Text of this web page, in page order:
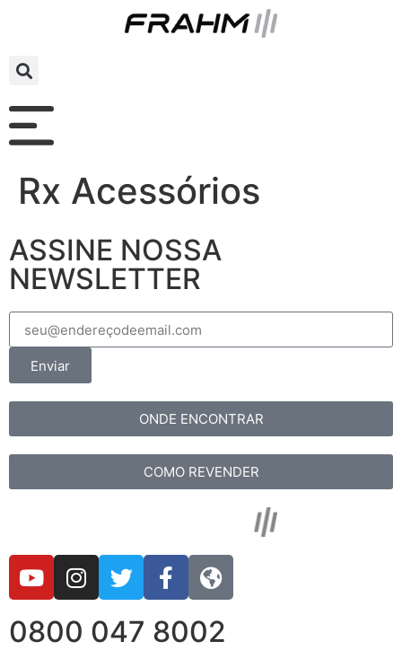
Rx Acessórios
ASSINE NOSSA
NEWSLETTER
Enviar
ONDE ENCONTRAR
COMO REVENDER
0800 047 8002